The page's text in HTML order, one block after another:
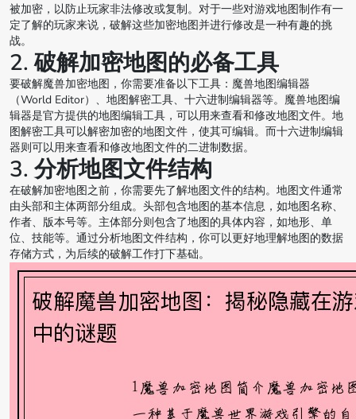
被加密，以防止玩家非法修改或复制。对于一些对游戏地图制作有一
定了解的玩家来说，破解这些加密地图并进行修改是一种有趣的挑
战。
2. 破解加密地图的必备工具
要破解魔兽加密地图，你需要准备以下工具：魔兽地图编辑器
（World Editor）、地图解密工具、十六进制编辑器等。魔兽地图编
辑器是官方提供的地图编辑工具，可以用来查看和修改地图文件。地
图解密工具可以解密加密的地图文件，使其可编辑。而十六进制编辑
器则可以用来查看和修改地图文件的二进制数据。
3. 分析地图文件结构
在破解加密地图之前，你需要先了解地图文件的结构。地图文件通常
由头部和主体两部分组成。头部包含地图的基本信息，如地图名称、
作者、版本号等。主体部分则包含了地图的具体内容，如地形、单
位、技能等。通过分析地图文件结构，你可以更好地理解地图的数据
存储方式，为后续的破解工作打下基础。